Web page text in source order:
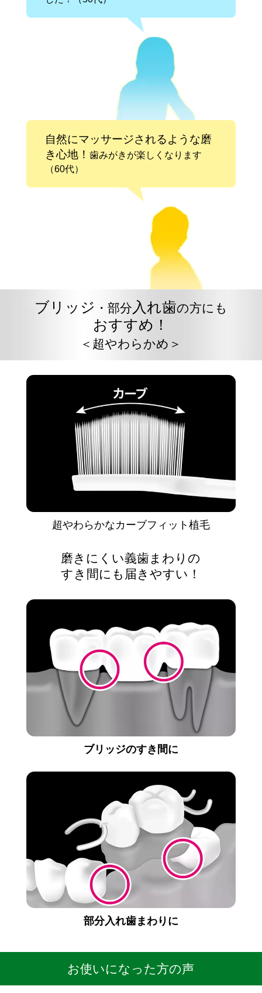
自然にマッサージされるような磨
き心地！歯みがきが楽しくなります
（60代）
ブリッジ ・部分 入れ歯の方にも
おすすめ！
＜超やわらかめ＞
超やわらかなカーブフィット植毛
磨きにくい義歯まわりの
すき間にも届きやすい！
ブリッジのすき間に
部分入れ歯まわりに
お使いになった方の声